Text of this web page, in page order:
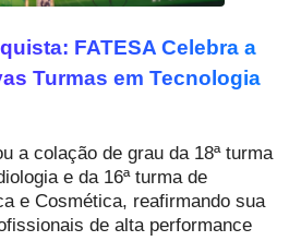
FATESA Celebra a
Turmas em Tecnologia
a colação de grau da 18ª turma
e da 16ª turma de
e Cosmética, reafirmando sua
de alta performance